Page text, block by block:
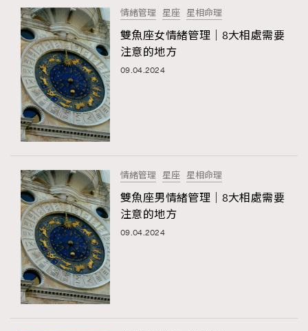
情緒管理 星座 星相命理
雙魚座女情緒管理｜8大相處需要
注意的地方
09.04.2024
情緒管理 星座 星相命理
雙魚座男情緒管理｜8大相處需要
注意的地方
09.04.2024